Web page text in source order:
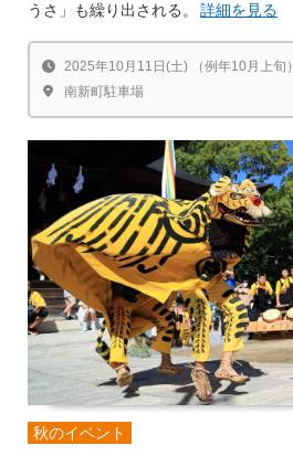
うさ」も繰り出される。
詳細を見る
2025年10月11日(土) （例年10月上旬）
南新町駐車場
秋のイベント